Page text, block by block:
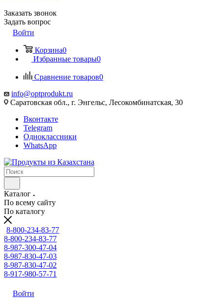
Заказать звонок
Задать вопрос
Войти
Корзина0
Избранные товары0
Сравнение товаров0
info@optprodukt.ru
Саратовская обл., г. Энгельс, Лесокомбинатская, 30
Вконтакте
Telegram
Одноклассники
WhatsApp
Каталог
По всему сайту
По каталогу
8-800-234-83-77
8-800-234-83-77
8-987-300-47-04
8-987-830-47-03
8-987-830-47-02
8-917-980-57-71
Войти